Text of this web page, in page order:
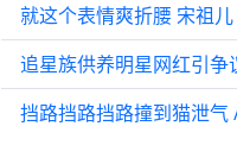
就这个表情爽折腰 宋祖儿
挡路挡路挡路撞到猫泄气